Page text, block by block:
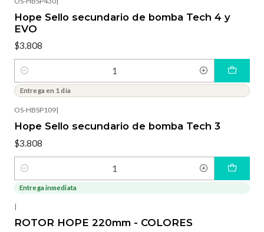
Hope Sello secundario de bomba Tech 4 y
EVO
$3.808
Cantidad
Entrega en 1 día
OS-HBSP109|
Hope Sello secundario de bomba Tech 3
$3.808
Cantidad
-3%OFF
Entrega inmediata
|
ROTOR HOPE 220mm - COLORES